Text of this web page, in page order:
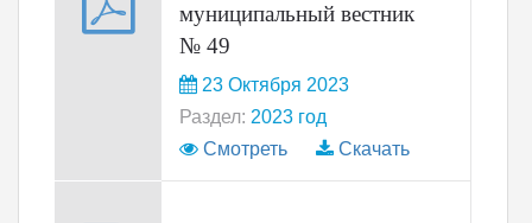
муниципальный вестник
№ 49
23 Октября 2023
Раздел: 2023 год
Смотреть
Скачать